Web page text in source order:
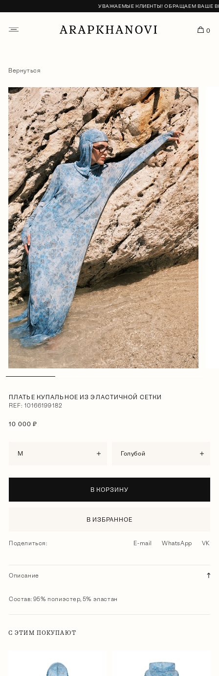
УВАЖАЕМЫЕ КЛИЕНТЫ! ОБРАЩАЕМ ВАШЕ
0
Вернуться
ПЛАТЬЕ КУПАЛЬНОЕ ИЗ ЭЛАСТИЧНОЙ СЕТКИ
REF: 10166199182
10 000 ₽
M голубой
В КОРЗИНУ
В ИЗБРАННОЕ
Поделиться: E-mail WhatsApp VK
Описание
Состав: 95% полиэстер, 5% эластан
С ЭТИМ ПОКУПАЮТ